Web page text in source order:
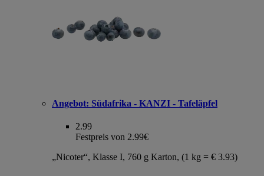
Angebot: Südafrika - KANZI - Tafeläpfel
2.99
Festpreis von 2.99€
„Nicoter“, Klasse I, 760 g Karton, (1 kg = € 3.93)